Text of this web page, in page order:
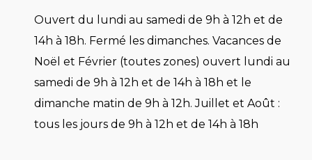
Ouvert du lundi au samedi de 9h à 12h et de
14h à 18h. Fermé les dimanches. Vacances de
Noël et Février (toutes zones) ouvert lundi au
samedi de 9h à 12h et de 14h à 18h et le
dimanche matin de 9h à 12h. Juillet et Août :
tous les jours de 9h à 12h et de 14h à 18h